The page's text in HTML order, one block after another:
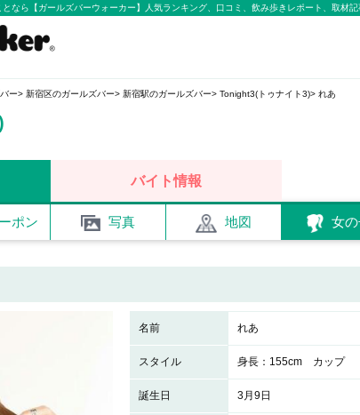
なら【ガールズバーウォーカー】人気ランキング、口コミ、飲み歩きレポート、取材記
ー 新宿区のガールズバー 新宿駅のガールズバー Tonight3(トゥナイト3) れあ
バイト情報
ポン 写真 地図 女
名前 れあ
スタイル 身長：155cm カップ
誕生日 3月9日